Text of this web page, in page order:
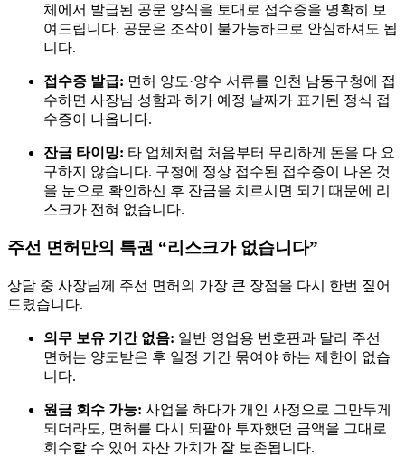
체에서 발급된 공문 양식을 토대로 접수증을 명확히 보
여드립니다. 공문은 조작이 불가능하므로 안심하셔도 됩
니다.
접수증 발급: 면허 양도·양수 서류를 인천 남동구청에 접
수하면 사장님 성함과 허가 예정 날짜가 표기된 정식 접
수증이 나옵니다.
잔금 타이밍: 타 업체처럼 처음부터 무리하게 돈을 다 요
구하지 않습니다. 구청에 정상 접수된 접수증이 나온 것
을 눈으로 확인하신 후 잔금을 치르시면 되기 때문에 리
스크가 전혀 없습니다.
주선 면허만의 특권 “리스크가 없습니다”
상담 중 사장님께 주선 면허의 가장 큰 장점을 다시 한번 짚어
드렸습니다.
의무 보유 기간 없음: 일반 영업용 번호판과 달리 주선
면허는 양도받은 후 일정 기간 묶여야 하는 제한이 없습
니다.
원금 회수 가능: 사업을 하다가 개인 사정으로 그만두게
되더라도, 면허를 다시 되팔아 투자했던 금액을 그대로
회수할 수 있어 자산 가치가 잘 보존됩니다.